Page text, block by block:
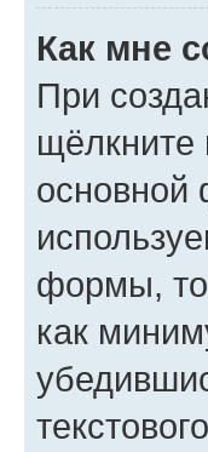
Как мне
При
щёлкните
основной
формы, то
как